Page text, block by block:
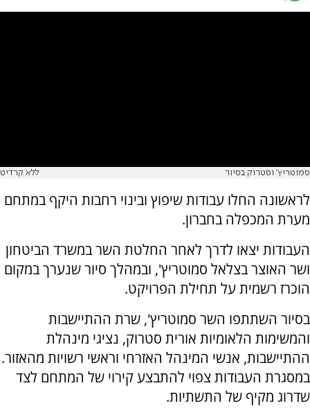
סמוטריץ' וסטרוק בסיור ללא קרדיט
לראשונה החלו עבודות שיפוץ ובינוי רחבות היקף במתחם
מערת המכפלה בחברון.
העבודות יצאו לדרך לאחר החלטת השר במשרד הביטחון
ושר האוצר בצלאל סמוטריץ', ובמהלך סיור שנערך במקום
הוכרז רשמית על תחילת הפרויקט.
בסיור השתתפו השר סמוטריץ', שרת ההתיישבות
והמשימות הלאומיות אורית סטרוק, נציגי מינהלת
ההתיישבות, אנשי המינהל האזרחי וראשי רשויות מהאזור.
במסגרת העבודות צפוי להתבצע קירוי של המתחם לצד
שדרוג מקיף של התשתיות.